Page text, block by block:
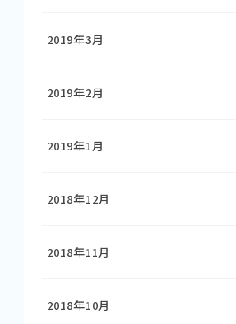
2019年3月
2019年2月
2019年1月
2018年12月
2018年11月
2018年10月